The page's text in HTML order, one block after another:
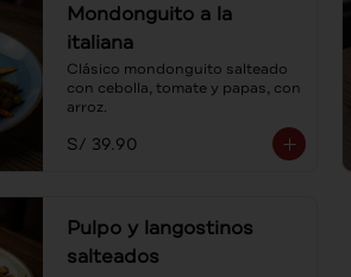
Mondonguito a la
italiana
Clásico mondonguito salteado
con cebolla, tomate y papas, con
arroz.
S/ 39.90
Pulpo y langostinos
salteados